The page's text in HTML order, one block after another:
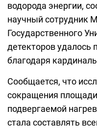
водорода энергии,
научный сотрудник
Государственного
детекторов удалось
благодаря
Сообщается, что
сокращения
подвергаемой
стала составлять